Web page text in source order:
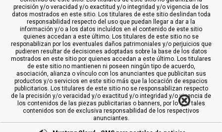
precisión y/o veracidad y/o exactitud y/o integridad y/o vigencia de los
datos mostrados en este sitio. Los titulares de este sitio deslindan toda
responsabilidad respecto del uso que puedan llegar a dar a la
información y/o a los datos incluídos en el contenido de este sitio
quienes accedan a este último. Los titulares de este sitio no se
responabilizan por los eventuales daños patrimoniales y/o perjuicios que
pudieren resultar de decisiones adoptadas sobre la base de los datos
mostrados en este sitio por quienes accedan a este último. Los titulares
de este sitio no mantienen ni poseen ningún tipo de acuerdo,
asociación, alianza o vínculo con los anunciantes que publicitan sus
productos y/o servicios en este sitio más que la locación de espacios
publicitarios. Los titulares de este sitio no se responsabilizan respecto
de la precisión y/o veracidad y/o exactitud y/o integridad y/o vigencia de
los contenidos de las piezas publicitarias o banners, por lo que tales
contenidos son de exclusiva responsabilidad de los respectivos
anunciantes.